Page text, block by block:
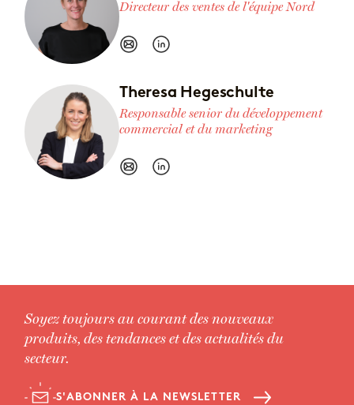
Directeur des ventes de l'équipe Nord
Theresa Hegeschulte
Responsable senior du développement
commercial et du marketing
Soyez toujours au courant des nouveaux
produits, des tendances et des actualités du
secteur.
S'ABONNER À LA NEWSLETTER